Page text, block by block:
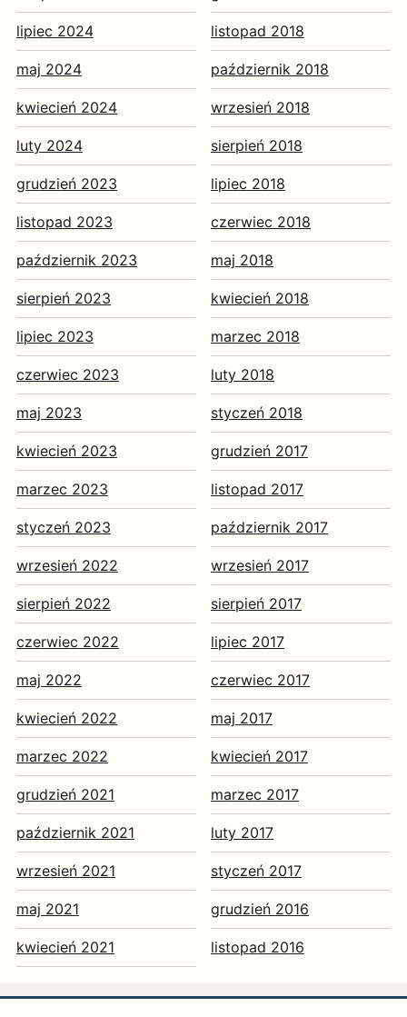
lipiec 2024
maj 2024
kwiecień 2024
luty 2024
grudzień 2023
listopad 2023
październik 2023
sierpień 2023
lipiec 2023
czerwiec 2023
maj 2023
kwiecień 2023
marzec 2023
styczeń 2023
wrzesień 2022
sierpień 2022
czerwiec 2022
maj 2022
kwiecień 2022
marzec 2022
grudzień 2021
październik 2021
wrzesień 2021
maj 2021
kwiecień 2021
listopad 2018
październik 2018
wrzesień 2018
sierpień 2018
lipiec 2018
czerwiec 2018
maj 2018
kwiecień 2018
marzec 2018
luty 2018
styczeń 2018
grudzień 2017
listopad 2017
październik 2017
wrzesień 2017
sierpień 2017
lipiec 2017
czerwiec 2017
maj 2017
kwiecień 2017
marzec 2017
luty 2017
styczeń 2017
grudzień 2016
listopad 2016